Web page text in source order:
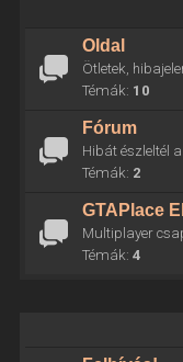
Oldal
Ötletek,
Témák: 10
Fórum
Hibát észleltél
Témák: 2
GTAPlace
Multiplayer
Témák: 4